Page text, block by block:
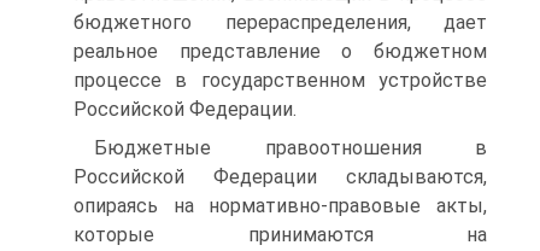
бюджетного перераспределения, дает
реальное представление о бюджетном
процессе в государственном устройстве
Российской Федерации.
Бюджетные правоотношения в
Российской Федерации складываются,
опираясь на нормативно-правовые акты,
которые принимаются на